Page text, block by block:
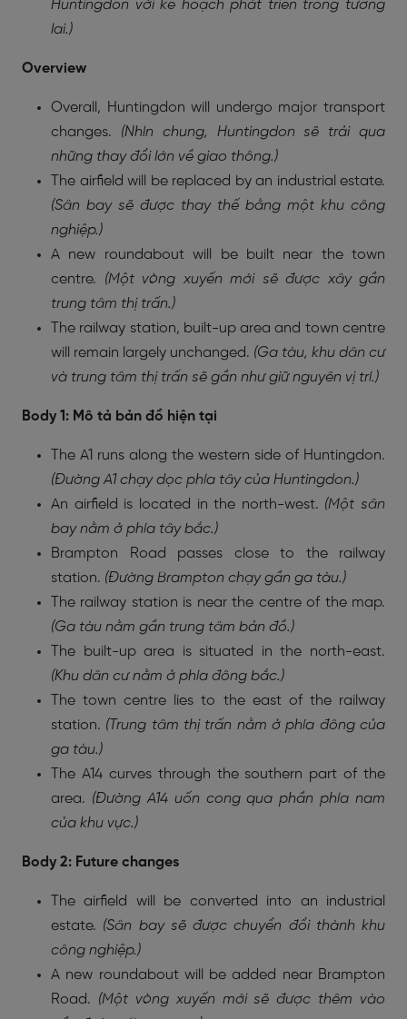
Huntingdon với kế hoạch phát triển trong tương
lai.)
Overview
Overall, Huntingdon will undergo major transport
changes. (Nhìn chung, Huntingdon sẽ trải qua
những thay đổi lớn về giao thông.)
The airfield will be replaced by an industrial estate.
(Sân bay sẽ được thay thế bằng một khu công
nghiệp.)
A new roundabout will be built near the town
centre.
(Một vòng xuyến mới sẽ được xây gần
trung tâm thị trấn.)
The railway station, built-up area and town centre
will remain largely unchanged. (Ga tàu, khu dân cư
và trung tâm thị trấn sẽ gần như giữ nguyên vị trí.)
Body 1: Mô tả bản đồ hiện tại
The A1 runs along the western side of Huntingdon.
(Đường A1 chạy dọc phía tây của Huntingdon.)
An airfield is located in the north-west. (Một sân
bay nằm ở phía tây bắc.)
Brampton Road passes close to the railway
station. (Đường Brampton chạy gần ga tàu.)
The railway station is near the centre of the map.
(Ga tàu nằm gần trung tâm bản đồ.)
The built-up area is situated in the north-east.
(Khu dân cư nằm ở phía đông bắc.)
The town centre lies to the east of the railway
station. (Trung tâm thị trấn nằm ở phía đông của
ga tàu.)
The A14 curves through the southern part of the
area. (Đường A14 uốn cong qua phần phía nam
của khu vực.)
Body 2: Future changes
The airfield will be converted into an industrial
estate. (Sân bay sẽ được chuyển đổi thành khu
công nghiệp.)
A new roundabout will be added near Brampton
Road. (Một vòng xuyến mới sẽ được thêm vào